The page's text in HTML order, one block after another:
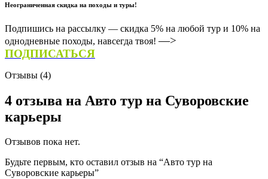
Неограниченная скидка на походы и туры!
Подпишись на рассылку — скидка 5% на любой тур и 10% на
однодневные походы, навсегда твоя!—>
ПОДПИСАТЬСЯ
Отзывы (4)
4 отзыва на Авто тур на Суворовские
карьеры
Отзывов пока нет.
Будьте первым, кто оставил отзыв на “Авто тур на
Суворовские карьеры”